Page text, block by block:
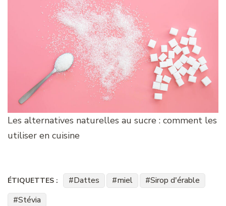
Les alternatives naturelles au sucre : comment les
utiliser en cuisine
ÉTIQUETTES : Dattes miel
Sirop d'érable
Stévia